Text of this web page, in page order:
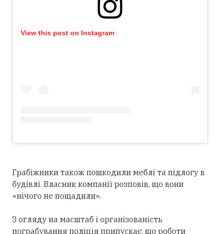
View this post on Instagram
Грабіжники також пошкодили меблі та підлогу в
будівлі. Власник компанії розповів, що вони
«нічого не пощадили».
З огляду на масштаб і організованість
пограбування поліція припускає, що роботи